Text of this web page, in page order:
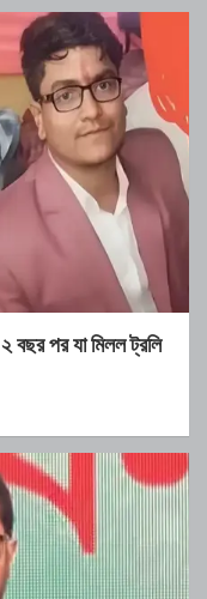
২ বছর পর যা মিলল ট্রলি